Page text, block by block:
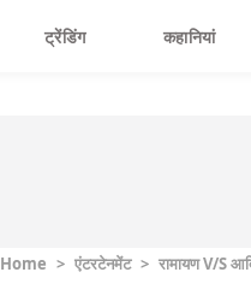
ट्रेंडिंग कहानियां
Home > एंटरटेनमेंट > रामायण V/s